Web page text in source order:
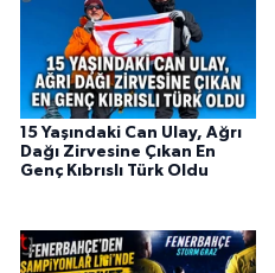
15 Yaşındaki Can Ulay, Ağrı
Dağı Zirvesine Çıkan En
Genç Kıbrıslı Türk Oldu